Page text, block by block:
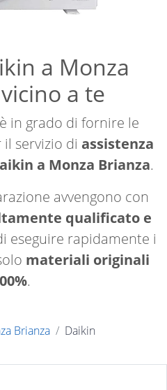
a Monza
a te
in grado di fornire le
servizio di assistenza
a Monza Brianza.
avvengono con
qualificato e
eseguire rapidamente i
materiali originali
.
Brianza Daikin